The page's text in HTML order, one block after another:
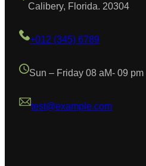
Calibery, Florida. 20304
+012 (345) 6789
Sun – Friday 08 aM- 09 pm
test@example.com